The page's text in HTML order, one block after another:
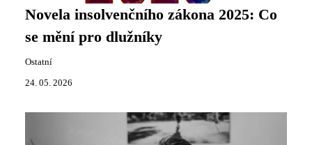
Novela insolvenčního zákona 2025: Co
se mění pro dlužníky
Ostatní
24. 05. 2026